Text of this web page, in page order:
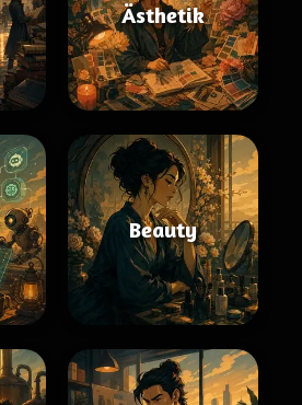
Ästhetik
Beauty